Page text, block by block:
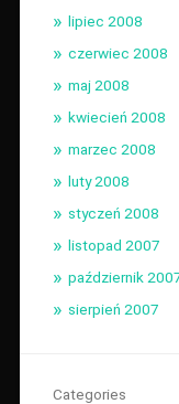
lipiec 2008
czerwiec 2008
maj 2008
kwiecień 2008
marzec 2008
luty 2008
styczeń 2008
listopad 2007
październik
sierpień 2007
Categories